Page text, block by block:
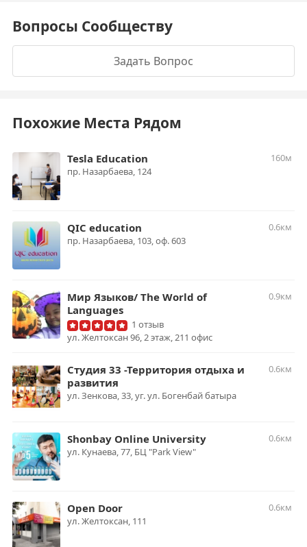
Вопросы Сообществу
Задать Вопрос
Похожие Места Рядом
Tesla Education
160м
пр. Назарбаева, 124
QIC education
0.6км
пр. Назарбаева, 103, оф. 603
Мир Языков/ The World of
Languages
0.9км
1 отзыв
ул. Желтоксан 96, 2 этаж, 211 офис
Студия 33 -Территория отдыха и
развития
0.6км
ул. Зенкова, 33, уг. ул. Богенбай батыра
Shonbay Online University
0.6км
ул. Кунаева, 77, ​БЦ "Park View​"
Open Door
0.6км
ул. Желтоксан, 111